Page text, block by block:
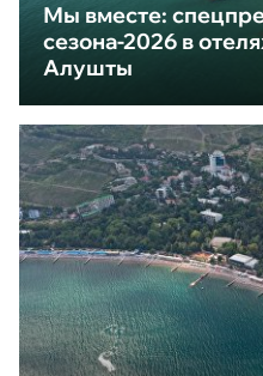
Мы вместе:
сезона-2026 в
Алушты